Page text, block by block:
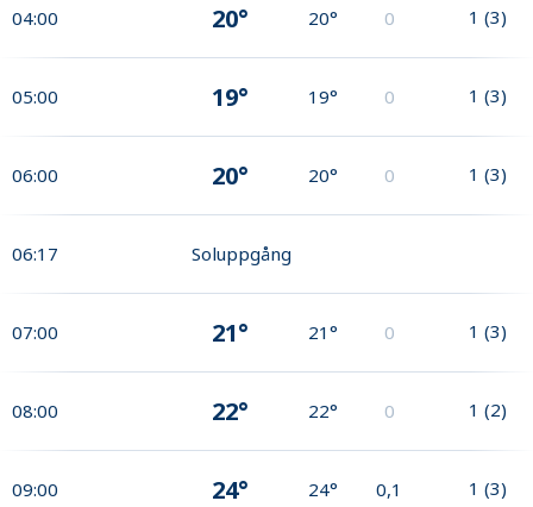
04:00 20° 20° 0 1 (3)
05:00 19° 19° 0 1 (3)
06:00 20° 20° 0 1 (3)
06:17 Soluppgång
07:00 21° 21° 0 1 (3)
08:00 22° 22° 0 1 (2)
09:00 24° 24° 0,1 1 (3)